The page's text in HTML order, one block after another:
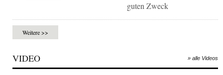
guten Zweck
Weitere >>
VIDEO » alle Videos